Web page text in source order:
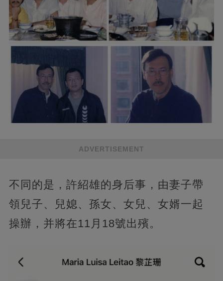
ADVERTISEMENT
不同的是，許紹雄的身后事，由妻子帶
領兒子、兒媳、孫女、女兒、女婿一起
操辦，并將在11月18號出殯。